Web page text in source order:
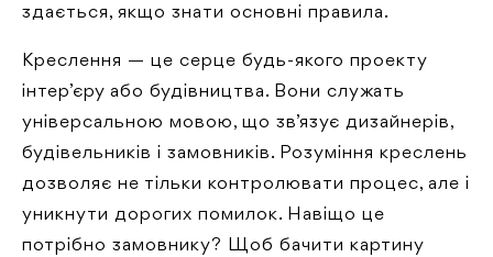
здається, якщо знати основні правила.
Креслення — це серце будь-якого проекту
інтер’єру або будівництва. Вони служать
універсальною мовою, що зв’язує дизайнерів,
будівельників і замовників. Розуміння креслень
дозволяє не тільки контролювати процес, але і
уникнути дорогих помилок. Навіщо це
потрібно замовнику? Щоб бачити картину